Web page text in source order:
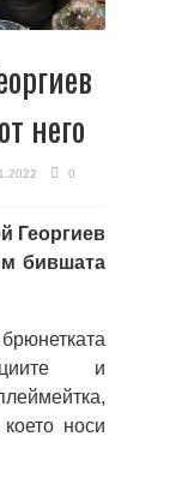
него
0
Георгиев
бившата
и
носи